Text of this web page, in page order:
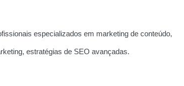
especializados em marketing de conteúdo,
estratégias de SEO avançadas.